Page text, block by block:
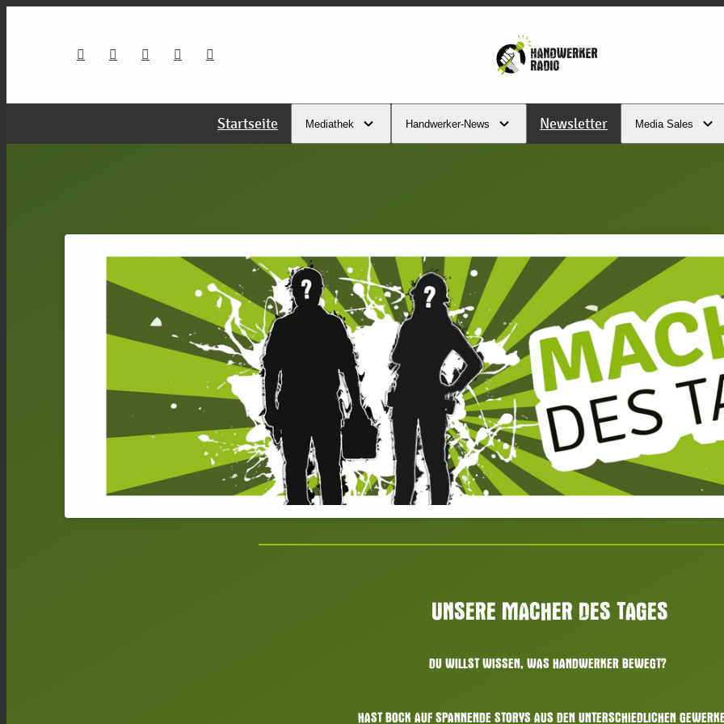
Startseite Mediathek Handwerker-News Newsletter Media Sales
UNSERE MACHER DES TAGES
DU WILLST WISSEN, WAS HANDWERKER BEWEGT?
HAST BOCK AUF SPANNENDE STORYS AUS DEN UNTERSCHIEDLICHEN